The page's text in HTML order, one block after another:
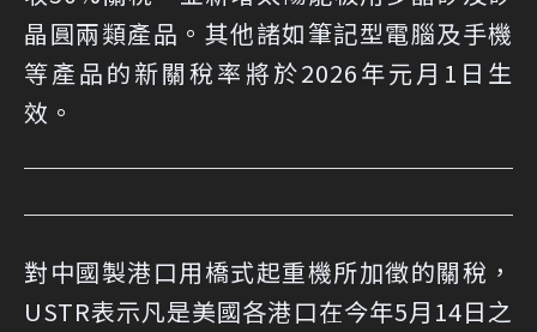
晶圓兩類產品。其他諸如筆記型電腦及手機
等產品的新關稅率將於2026年元月1日生
效。
對中國製港口用橋式起重機所加徵的關稅，
USTR表示凡是美國各港口在今年5月14日之